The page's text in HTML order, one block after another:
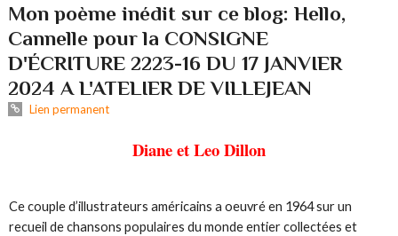
Mon poème inédit sur ce blog: Hello,
Cannelle pour la CONSIGNE
D'ÉCRITURE 2223-16 DU 17 JANVIER
2024 A L'ATELIER DE VILLEJEAN
Lien permanent
Diane et Leo Dillon
Ce couple d’illustrateurs américains a oeuvré en 1964 sur un
recueil de chansons populaires du monde entier collectées et